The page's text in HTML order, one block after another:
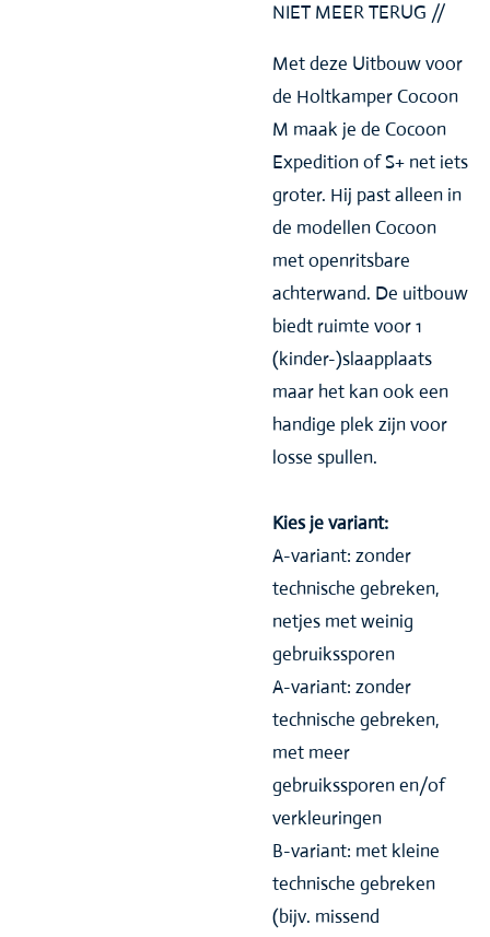
NIET MEER TERUG //
Met deze Uitbouw voor
de Holtkamper Cocoon
M maak je de Cocoon
Expedition of S+ net iets
groter. Hij past alleen in
de modellen Cocoon
met openritsbare
achterwand. De uitbouw
biedt ruimte voor 1
(kinder-)slaapplaats
maar het kan ook een
handige plek zijn voor
losse spullen.
Kies je variant:
A-variant: zonder
technische gebreken,
netjes met weinig
gebruikssporen
A-variant: zonder
technische gebreken,
met meer
gebruikssporen en/of
verkleuringen
B-variant: met kleine
technische gebreken
(bijv. missend